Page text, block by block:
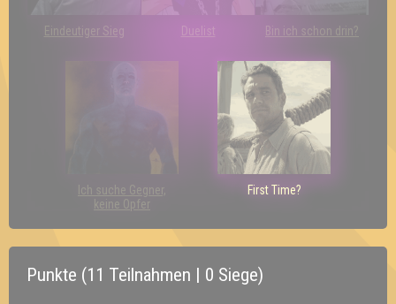
Eindeutiger Sieg Duelist Bin ich schon drin?
Ich suche Gegner,
keine Opfer
First Time?
Punkte (11 Teilnahmen | 0 Siege)